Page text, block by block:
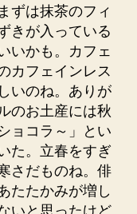
ずは抹茶のフィ
きが入っている
いかも。カフェ
カフェインレス
いのね。ありが
のお土産には秋
ョコラ～」とい
た。立春をすぎ
さだものね。俳
たたかみが増し
いと思ったけど